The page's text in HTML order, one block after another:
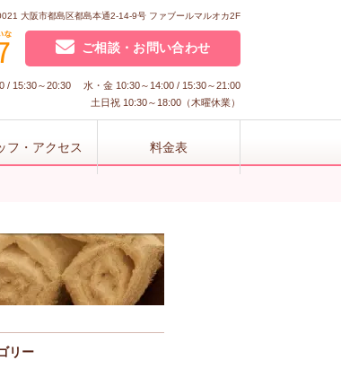
大阪市都島区都島本通2-14-9号 ファブールマルオカ2F
ご相談・お問い合わせ
/ 15:30～20:30 水・金 10:30～14:00 / 15:30～21:00
土日祝 10:30～18:00（木曜休業）
フ・アクセス 料金表
リー